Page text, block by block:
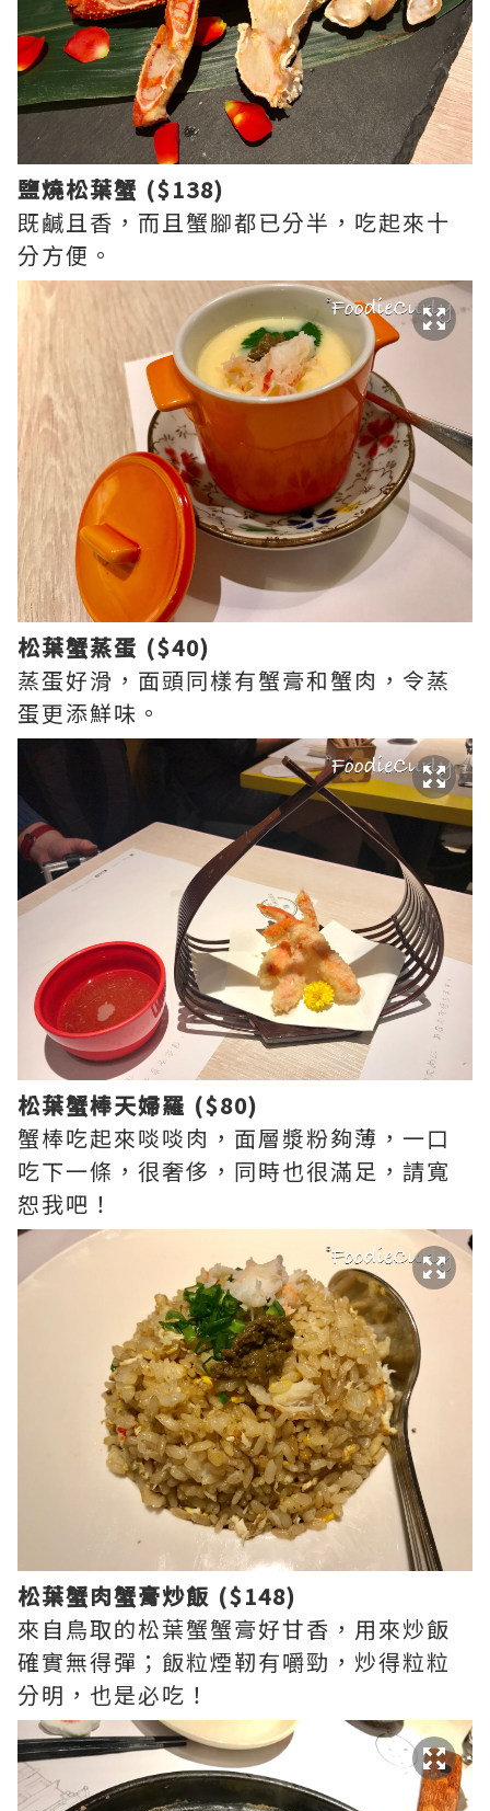
鹽燒松葉蟹 ($138)
既鹹且香，而且蟹腳都已分半，吃起來十
分方便。
松葉蟹蒸蛋 ($40)
蒸蛋好滑，面頭同樣有蟹膏和蟹肉，令蒸
蛋更添鮮味。
松葉蟹棒天婦羅 ($80)
蟹棒吃起來啖啖肉，面層漿粉夠薄，一口
吃下一條，很奢侈，同時也很滿足，請寬
恕我吧！
松葉蟹肉蟹膏炒飯 ($148)
來自鳥取的松葉蟹蟹膏好甘香，用來炒飯
確實無得彈；飯粒煙靭有嚼勁，炒得粒粒
分明，也是必吃！